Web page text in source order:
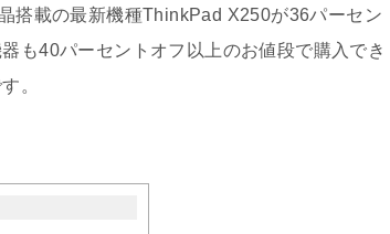
搭載の最新機種ThinkPad X250が36パーセン
も40パーセントオフ以上のお値段で購入でき
。